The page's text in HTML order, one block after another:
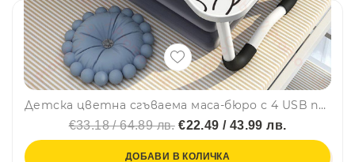
Детска цветна сгъваема маса-бюро с 4 USB порта, поставка за чаша и таблет, USB вентилатор и лампа, 40 х 60 х 26 см
€33.18 / 64.89 лв.€22.49 / 43.99 лв.
ДОБАВИ В КОЛИЧКА